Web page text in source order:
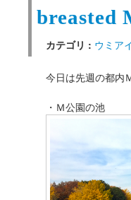
breasted
カテゴリ : ウミア
今日は先週の都内
・Ｍ公園の池